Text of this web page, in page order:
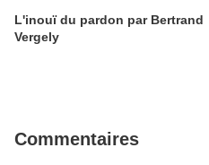
L'inouï du pardon par Bertrand
Vergely
Commentaires